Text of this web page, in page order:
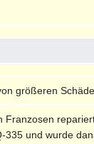
größeren
und wurde